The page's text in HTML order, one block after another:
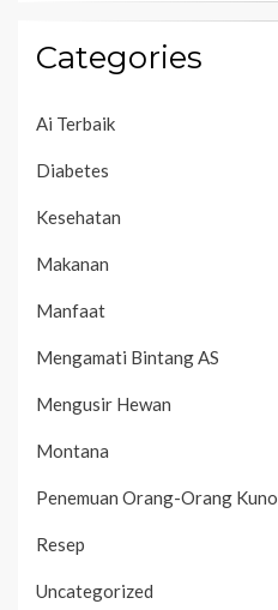
Categories
Ai Terbaik
Diabetes
Kesehatan
Makanan
Manfaat
Mengamati Bintang AS
Mengusir Hewan
Montana
Penemuan Orang-Orang Kuno
Resep
Uncategorized